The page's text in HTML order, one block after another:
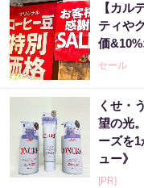
【カル
ティや
価
セール
くせ・
望の光
ーズを
ュー》
[PR]